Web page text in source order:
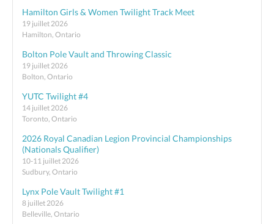
Hamilton Girls & Women Twilight Track Meet
19 juillet 2026
Hamilton, Ontario
Bolton Pole Vault and Throwing Classic
19 juillet 2026
Bolton, Ontario
YUTC Twilight #4
14 juillet 2026
Toronto, Ontario
2026 Royal Canadian Legion Provincial Championships
(Nationals Qualifier)
10-11 juillet 2026
Sudbury, Ontario
Lynx Pole Vault Twilight #1
8 juillet 2026
Belleville, Ontario